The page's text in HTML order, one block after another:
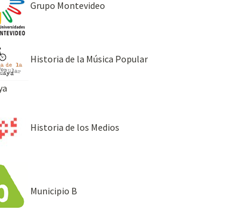
Grupo Montevideo
Historia de la Música Popular
Historia de los Medios
Municipio B